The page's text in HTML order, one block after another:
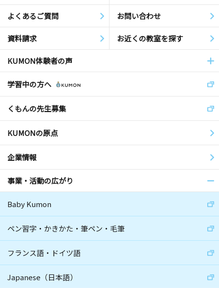
よくあるご質問 お問い合わせ
資料請求 お近くの教室を探す
KUMON体験者の声
学習中の方へ
くもんの先生募集
KUMONの原点
企業情報
事業・活動の広がり
Baby Kumon
ペン習字・かきかた・筆ペン・毛筆
フランス語・ドイツ語
Japanese（日本語）